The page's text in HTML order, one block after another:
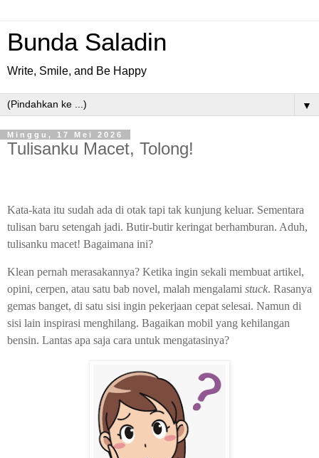
Bunda Saladin
Write, Smile, and Be Happy
▼
Minggu, 17 Mei 2026
Tulisanku Macet, Tolong!
Kata-kata itu sudah ada di otak tapi tak kunjung keluar. Sementara
tulisan baru setengah jadi. Butir-butir keringat berhamburan. Aduh,
tulisanku macet! Bagaimana ini?
Klean pernah merasakannya? Ketika ingin sekali membuat artikel,
opini, cerpen, atau satu bab novel, malah mengalami stuck. Rasanya
gemas banget, di satu sisi ingin pekerjaan cepat selesai. Namun di
sisi lain inspirasi menghilang. Bagaikan mobil yang kehilangan
bensin. Lantas apa saja cara untuk mengatasinya?